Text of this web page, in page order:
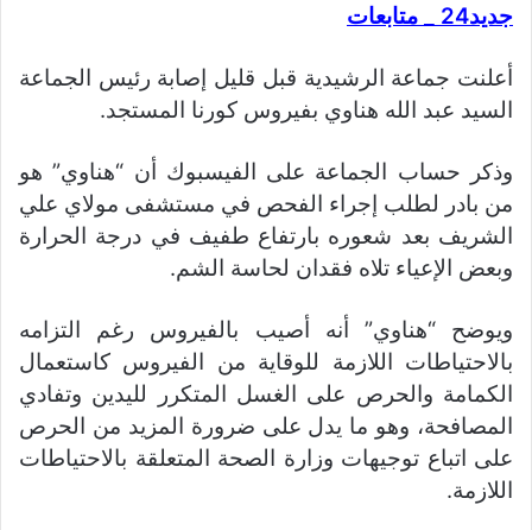
جديد24 _ متابعات
أعلنت جماعة الرشيدية قبل قليل إصابة رئيس الجماعة
السيد عبد الله هناوي بفيروس كورنا المستجد.
وذكر حساب الجماعة على الفيسبوك أن “هناوي” هو
من بادر لطلب إجراء الفحص في مستشفى مولاي علي
الشريف بعد شعوره بارتفاع طفيف في درجة الحرارة
وبعض الإعياء تلاه فقدان لحاسة الشم.
ويوضح “هناوي” أنه أصيب بالفيروس رغم التزامه
بالاحتياطات اللازمة للوقاية من الفيروس كاستعمال
الكمامة والحرص على الغسل المتكرر لليدين وتفادي
المصافحة، وهو ما يدل على ضرورة المزيد من الحرص
على اتباع توجيهات وزارة الصحة المتعلقة بالاحتياطات
اللازمة.